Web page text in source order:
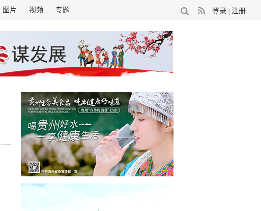
登录 注册
图片 视频 专题